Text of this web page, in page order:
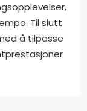
Til slutt
å tilpasse